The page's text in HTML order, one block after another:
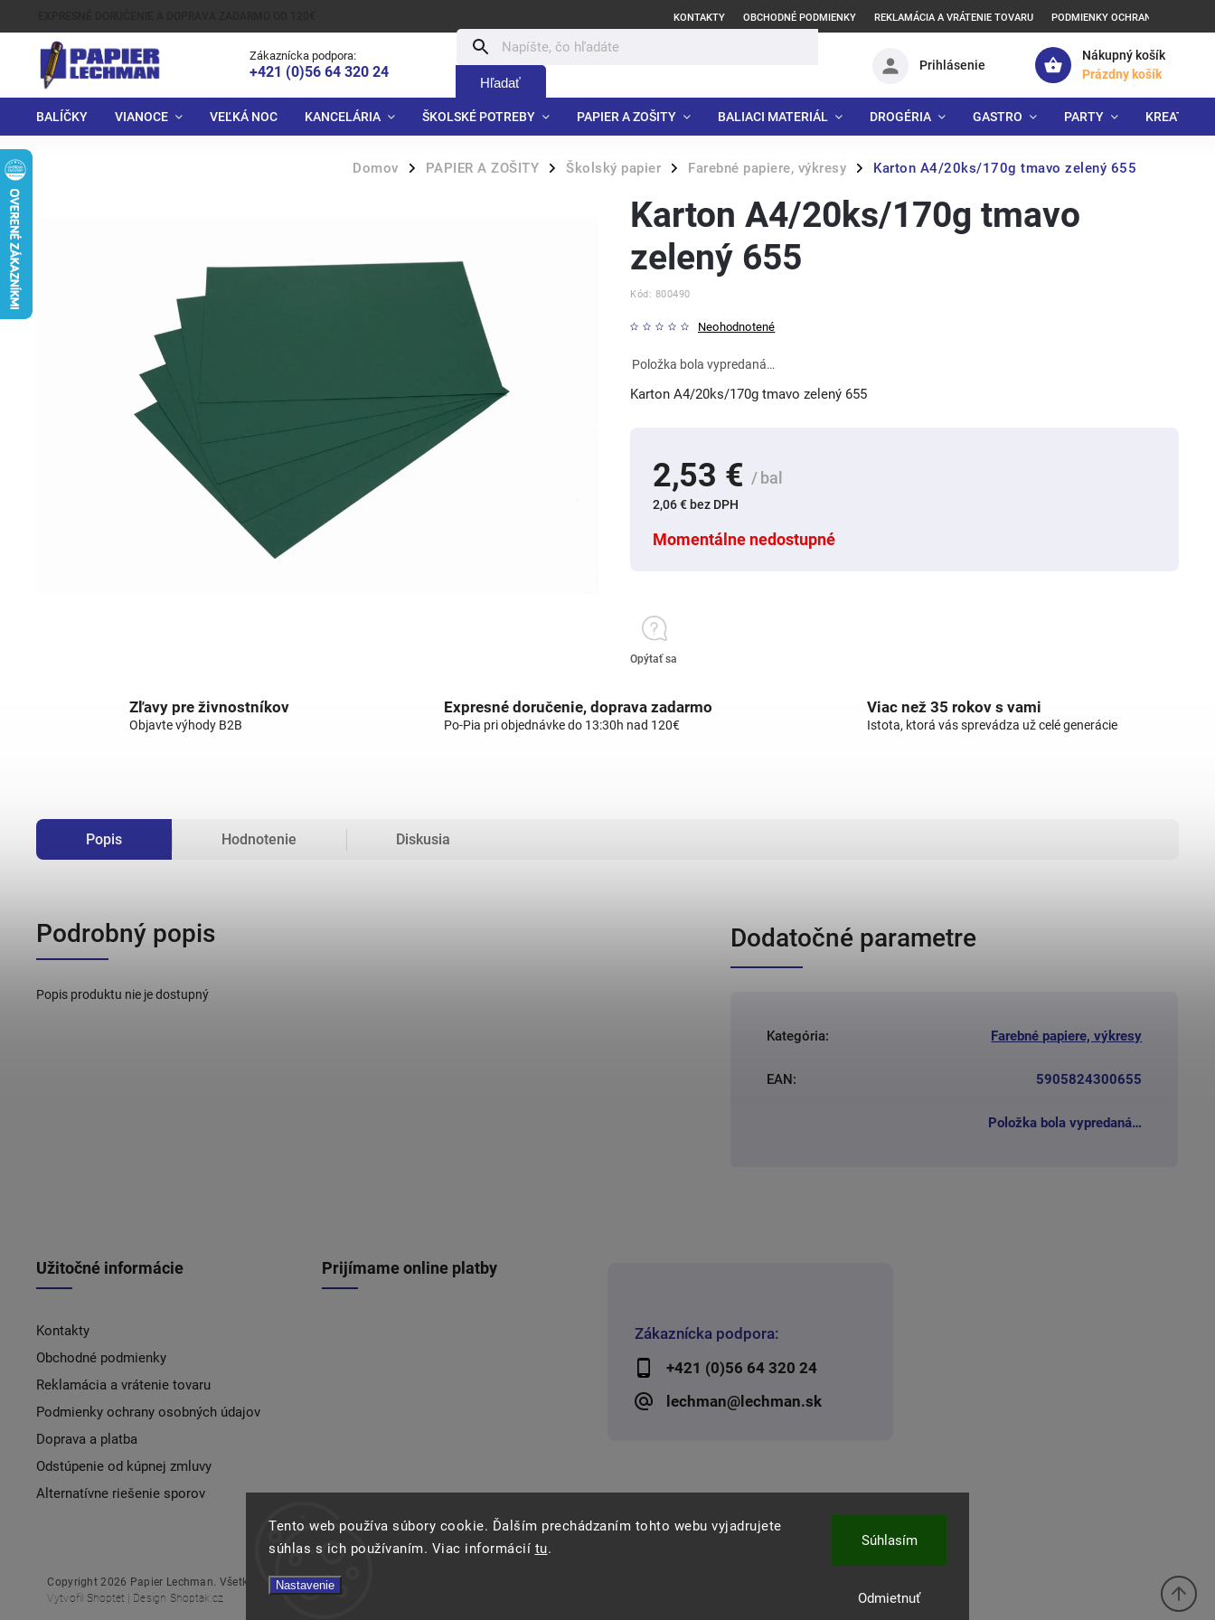
Tento web používa súbory cookie. Ďalším prechádzaním tohto webu vyjadrujete
súhlas s ich používaním. Viac informácií tu.
Nastavenie
Odmietnuť
Súhlasím
KONTAKTY OBCHODNÉ PODMIENKY REKLAMÁCIA A VRÁTENIE TOVARU PODMIENKY OCHRANY
Zákaznícka podpora:
+421 (0)56 64 320 24
Hľadať
Nákupný košík
Prázdny košík
Prihlásenie
BALÍČKY VIANOCE VEĽKÁ NOC KANCELÁRIA ŠKOLSKÉ POTREBY PAPIER A ZOŠITY BALIACI MATERIÁL DROGÉRIA GASTRO PARTY
Domov / PAPIER A ZOŠITY / Školský papier / Farebné papiere, výkresy / Karton A4/20ks/170g tmavo zelený 655
2,53 € / bal
2,06 € bez DPH
Momentálne nedostupné
Karton A4/20ks/170g tmavo
zelený 655
Kód: 800490
Neohodnotené
Položka bola vypredaná…
Karton A4/20ks/170g tmavo zelený 655
Opýtať sa
Zľavy pre živnostníkov
Objavte výhody B2B
Expresné doručenie, doprava zadarmo
Po-Pia pri objednávke do 13:30h nad 120€
Viac než 35 rokov s vami
Istota, ktorá vás sprevádza už celé generácie
Popis Hodnotenie Diskusia
Podrobný popis
Popis produktu nie je dostupný
Dodatočné parametre
Kategória: Farebné papiere, výkresy
EAN: 5905824300655
Položka bola vypredaná…
Zákaznícka podpora:
+421 (0)56 64 320 24
lechman@lechman.sk
Užitočné informácie
Kontakty
Obchodné podmienky
Reklamácia a vrátenie tovaru
Podmienky ochrany osobných údajov
Doprava a platba
Odstúpenie od kúpnej zmluvy
Alternatívne riešenie sporov
Prijímame online platby
Copyright 2026 Papier Lechman. Všetky práva vyhradené.
Vytvořil Shoptet | Design Shoptak.cz